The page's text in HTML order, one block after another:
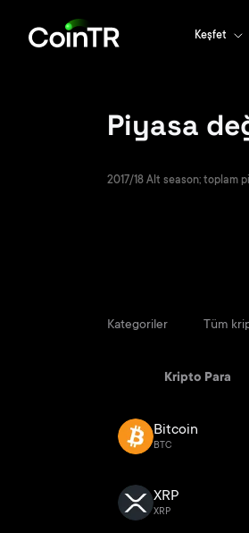
Keşfet
Piyasa
2017/18 Alt season; toplam
Kategoriler Tüm
Kripto Para
Bitcoin
BTC
XRP
XRP